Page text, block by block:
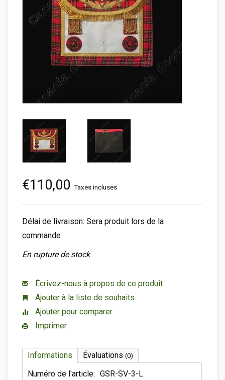
€110,00 Taxes incluses
Délai de livraison: Sera produit lors de la
commande
En rupture de stock
Écrivez-nous à propos de ce produit
Ajouter à la liste de souhaits
Ajouter pour comparer
Imprimer
Informations Évaluations (0)
Numéro de l'article: GSR-SV-3-L